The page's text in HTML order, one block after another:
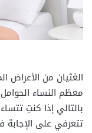
الغثيان من الأعراض
معظم النساء
بالتالي إذا كنتِ
تتعرفي على الإجابة